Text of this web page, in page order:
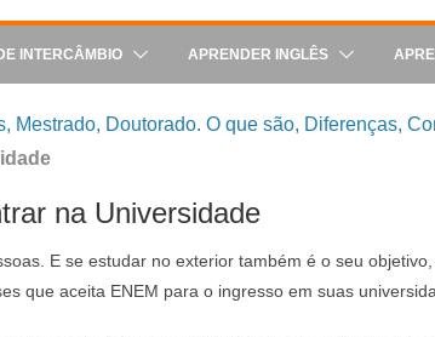
INTERCÂMBIO APRENDER INGLÊS
Mestrado, Doutorado. O que são, Diferenças,
na Universidade
E se estudar no exterior também é o seu
que aceita ENEM para o ingresso em suas